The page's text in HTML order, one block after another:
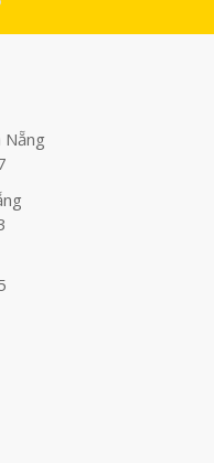
chính hãng, giá tốt
quên đến với Anh Đức
Nẵng